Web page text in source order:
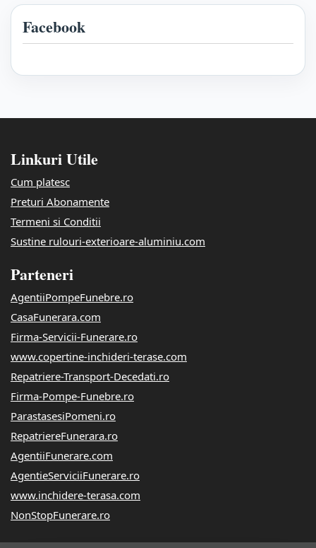
Facebook
Linkuri Utile
Cum platesc
Preturi Abonamente
Termeni si Conditii
Sustine rulouri-exterioare-aluminiu.com
Parteneri
AgentiiPompeFunebre.ro
CasaFunerara.com
Firma-Servicii-Funerare.ro
www.copertine-inchideri-terase.com
Repatriere-Transport-Decedati.ro
Firma-Pompe-Funebre.ro
ParastasesiPomeni.ro
RepatriereFunerara.ro
AgentiiFunerare.com
AgentieServiciiFunerare.ro
www.inchidere-terasa.com
NonStopFunerare.ro